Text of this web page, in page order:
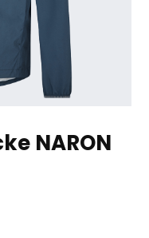
NARON